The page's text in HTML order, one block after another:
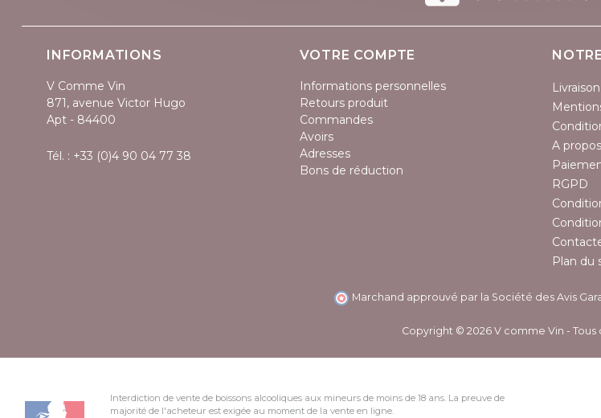
INFORMATIONS
V Comme Vin
871, avenue Victor Hugo
Apt - 84400
Tél. : +33 (0)4 90 04 77 38
VOTRE COMPTE
Informations personnelles
Retours produit
Commandes
Avoirs
Adresses
Bons de réduction
A
RGPD
Plan du
Marchand approuvé par la Société des Avis
Copyright © 2026 V comme Vin - Tous
Interdiction de vente de boissons alcooliques aux mineurs de moins de 18 ans. La preuve de
majorité de l'acheteur est exigée au moment de la vente en ligne.